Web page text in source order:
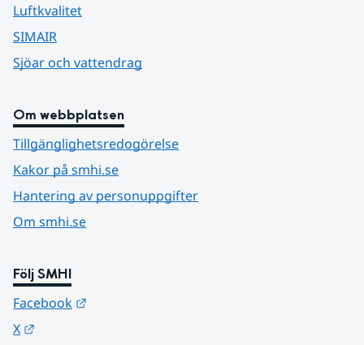
Luftkvalitet
SIMAIR
Sjöar och vattendrag
Om webbplatsen
Tillgänglighetsredogörelse
Kakor på smhi.se
Hantering av personuppgifter
Om smhi.se
Följ SMHI
Facebook
X